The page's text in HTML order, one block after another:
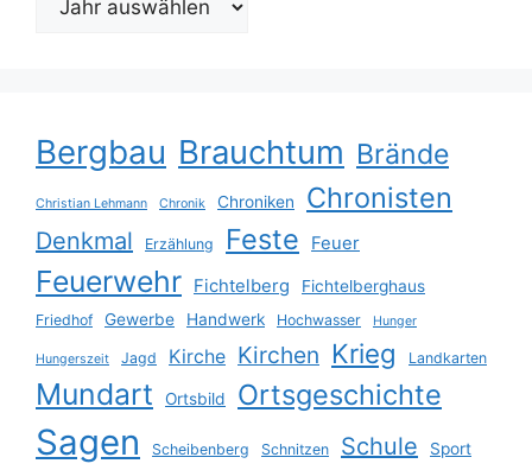
Bergbau Brauchtum Brände
Christian Lehmann Chronik Chroniken Chronisten
Denkmal Erzählung Feste Feuer
Feuerwehr Fichtelberg Fichtelberghaus
Friedhof Gewerbe Handwerk Hochwasser Hunger
Hungerszeit Jagd Kirche Kirchen Krieg Landkarten
Mundart Ortsbild Ortsgeschichte
Sagen Scheibenberg Schnitzen Schule Sport